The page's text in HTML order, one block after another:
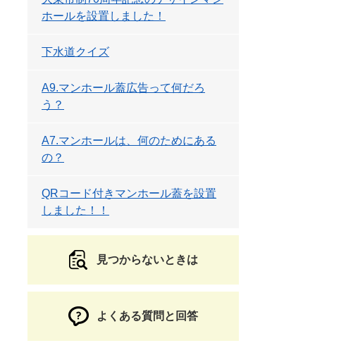
ホールを設置しました！
下水道クイズ
A9.マンホール蓋広告って何だろ
う？
A7.マンホールは、何のためにある
の？
QRコード付きマンホール蓋を設置
しました！！
見つからないときは
よくある質問と回答